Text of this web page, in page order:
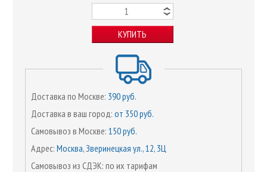
КУПИТЬ
Доставка по Москве: 390 руб.
Доставка в ваш город: от 350 руб.
Самовывоз в Москве: 150 руб.
Адрес: Москва, Зверинецкая ул., 12, 3Ц
Самовывоз из СДЭК: по их тарифам